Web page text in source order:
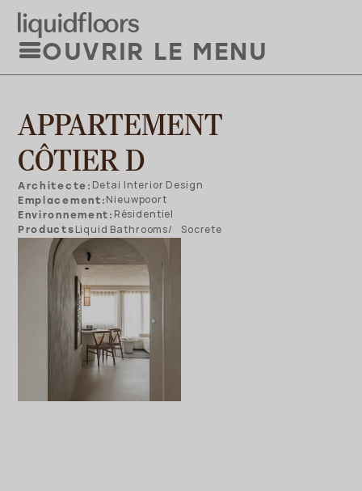
Aller
contenu
principalOUVRIR LE MENU
APPARTEMENT
CÔTIER D
Architecte Detai Interior Design
Emplacement Nieuwpoort
Environnement Résidentiel
ProductsLiquid Bathrooms Socrete